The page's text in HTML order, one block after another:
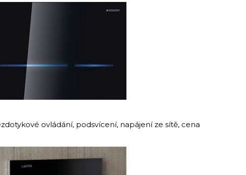
ovládání, podsvícení, napájení ze sítě, cena